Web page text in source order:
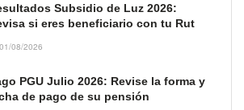
Subsidio de Luz 2026:
si eres beneficiario con tu Rut
01/08/2026
PGU Julio 2026: Revise la forma y
de pago de su pensión